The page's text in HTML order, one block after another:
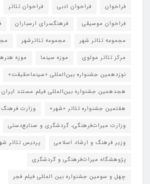
فراخوان
فراخوان ادبی فراخوان تئاتر
فراخوان موسیقی
فرهنگسرای ارسباران
مجموعه تئاتر شهر
مجموعه تئاترشهر
مرکز تئاتر مولوی
موزه سینما
موزه
نوزدهمین جشنواره بین‌المللی «سینماحقیقت»
هجدهمین جشنواره بین‌المللی فیلم مستند ایران
هفتمین جشنواره تئاتر «شهر»
وزارت فرهنگ
وزارت میراث‌فرهنگی، گردشگری و صنایع‌دستی
وزیر فرهنگ و ارشاد اسلامی
پردیس تئاتر
پژوهشگاه میراث‌فرهنگی و گردشگری
چهل و سومین جشنواره بین المللی فیلم فجر